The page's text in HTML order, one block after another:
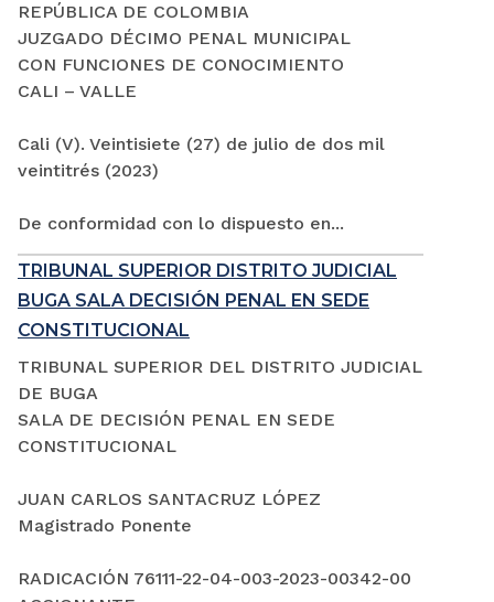
REPÚBLICA DE COLOMBIA
JUZGADO DÉCIMO PENAL MUNICIPAL
CON FUNCIONES DE CONOCIMIENTO
CALI – VALLE
Cali (V). Veintisiete (27) de julio de dos mil
veintitrés (2023)
De conformidad con lo dispuesto en...
TRIBUNAL SUPERIOR DISTRITO JUDICIAL
BUGA SALA DECISIÓN PENAL EN SEDE
CONSTITUCIONAL
TRIBUNAL SUPERIOR DEL DISTRITO JUDICIAL
DE BUGA
SALA DE DECISIÓN PENAL EN SEDE
CONSTITUCIONAL
JUAN CARLOS SANTACRUZ LÓPEZ
Magistrado Ponente
RADICACIÓN 76111-22-04-003-2023-00342-00